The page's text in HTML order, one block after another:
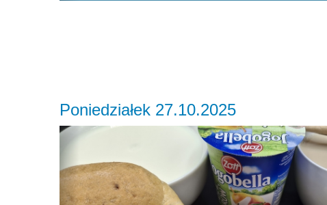
Poniedziałek 27.10.2025
Previous